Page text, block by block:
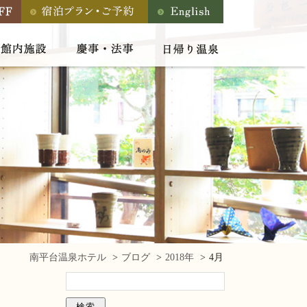
南平台温泉ホテル ブログ 2018年 4月